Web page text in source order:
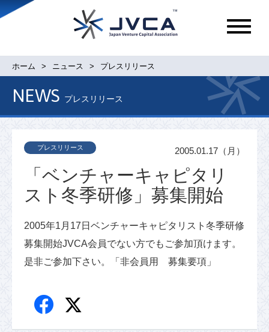
メ
ュ
ホーム ニュース プレスリリース
NEWS プレスリリース
「ベンチャーキャピタリ
スト冬季研修」募集開始
プレスリリース 2005.01.17（月）
2005年1月17日ベンチャーキャピタリスト冬季研修
募集開始JVCA会員でない方でもご参加頂けます。
是非ご参加下さい。「非会員用 募集要項」